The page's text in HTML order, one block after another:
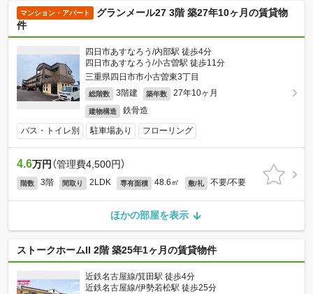
マンション・アパート
グランメール27 3階 築27年10ヶ月の賃貸物
件
四日市あすなろう/内部駅 徒歩4分
四日市あすなろう/小古曽駅 徒歩11分
三重県四日市市小古曽東3丁目
総階数 3階建 築年数 27年10ヶ月
建物構造 鉄骨造
バス・トイレ別 駐車場あり フローリング
4.6万円 （管理費4,500円）
階数 3階 間取り 2LDK 専有面積 48.6㎡ 敷/礼 不要/不要
ほかの部屋を表示
ストークホームII 2階 築25年1ヶ月の賃貸物件
近鉄名古屋線/箕田駅 徒歩4分
近鉄名古屋線/伊勢若松駅 徒歩25分